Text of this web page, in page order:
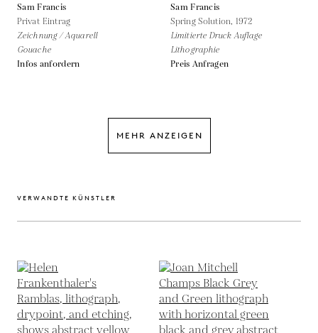
Sam Francis
Privat Eintrag
Zeichnung / Aquarell
Gouache
Infos anfordern
Sam Francis
Spring Solution, 1972
Limitierte Druck Auflage
Lithographie
Preis Anfragen
MEHR ANZEIGEN
VERWANDTE KÜNSTLER